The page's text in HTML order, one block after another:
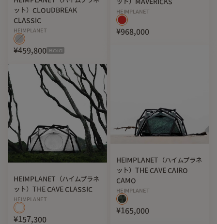
ット）CLOUDBREAK
CLASSIC
HEIMPLANET
¥459,800 Sold
HEIMPLANET（ハイムプラネ
ット）THE CAVE CLASSIC
HEIMPLANET
¥157,300
HEIMPLANET
¥968,000
HEIMPLANET（ハイムプラネ
ット）THE CAVE CAIRO
CAMO
HEIMPLANET
¥165,000